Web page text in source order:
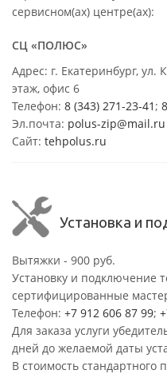
сервисном(ах) центре(ах):
СЦ «ПОЛЮС»
Адрес: г. Екатеринбург,
этаж, офис 6
Телефон: 8 (343) 271-23-41 ;
Эл.почта: polus-zip@mail.ru
Сайт: tehpolus.ru
Установка и
Вытяжки - 900 руб.
Установку и подключение
сертифицированные
Телефон: +7 912 606 87 99;
Для заказа услуги
дней до желаемой даты
В стоимость стандартного